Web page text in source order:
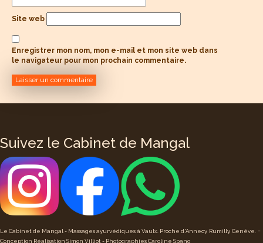
Site web
Enregistrer mon nom, mon e-mail et mon site web dans
le navigateur pour mon prochain commentaire.
Suivez le Cabinet de Mangal
Le Cabinet de Mangal - Massages ayurvédiques à Vaulx. Proche d'Annecy, Rumilly, Genêve. -
Conception Réalisation Simon Villiot - Photographies Caroline Spano